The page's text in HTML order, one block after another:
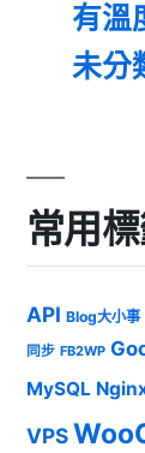
有溫
未分
常用
API Blog大小事
同步 FB2WP
MySQL
VPS